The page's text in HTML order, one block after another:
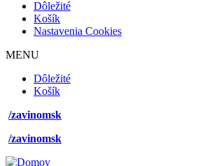
Dôležité
Košík
Nastavenia Cookies
desktop
menu
MENU
Dôležité
Košík
/zavinomsk
/zavinomsk